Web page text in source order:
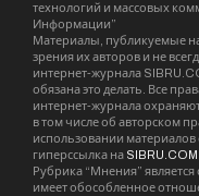
технологий и массовых
Информации”
Материалы, публикуемые
зрения их авторов и не
интернет-журнала
обязана это делать. Все
интернет-журнала
в том числе об авторском
использовании материалов
гиперссылка на SIBRU.COM
Рубрика “Мнения”
имеет обособленное